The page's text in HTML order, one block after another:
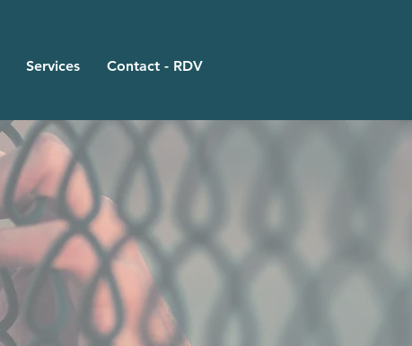
Services Contact - RDV